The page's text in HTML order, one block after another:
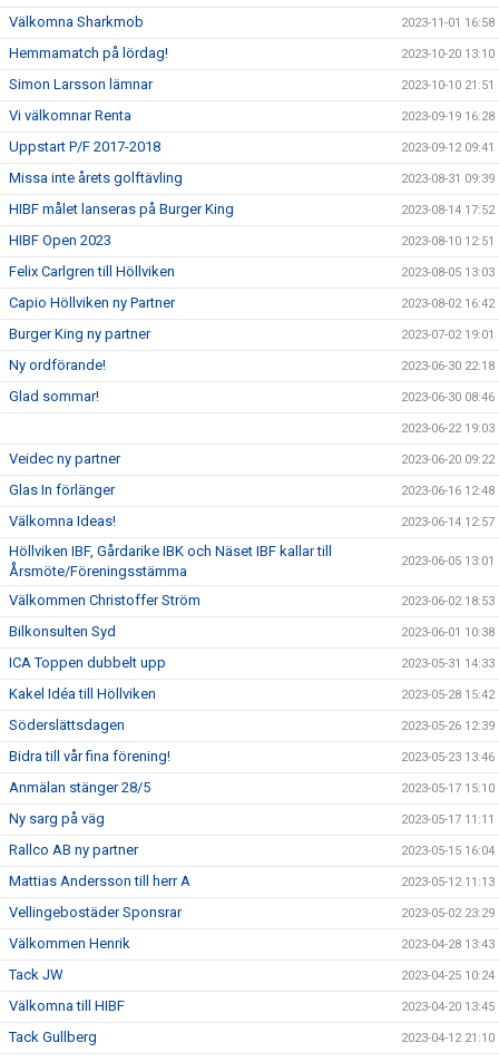
Välkomna Sharkmob 2023-11-01 16:58
Hemmamatch på lördag! 2023-10-20 13:10
Simon Larsson lämnar 2023-10-10 21:51
Vi välkomnar Renta 2023-09-19 16:28
Uppstart P/F 2017-2018 2023-09-12 09:41
Missa inte årets golftävling 2023-08-31 09:39
HIBF målet lanseras på Burger King 2023-08-14 17:52
HIBF Open 2023 2023-08-10 12:51
Felix Carlgren till Höllviken 2023-08-05 13:03
Capio Höllviken ny Partner 2023-08-02 16:42
Burger King ny partner 2023-07-02 19:01
Ny ordförande! 2023-06-30 22:18
Glad sommar! 2023-06-30 08:46
2023-06-22 19:03
Veidec ny partner 2023-06-20 09:22
Glas In förlänger 2023-06-16 12:48
Välkomna Ideas! 2023-06-14 12:57
Höllviken IBF, Gårdarike IBK och Näset IBF kallar till
Årsmöte/Föreningsstämma
2023-06-05 13:01
Välkommen Christoffer Ström 2023-06-02 18:53
Bilkonsulten Syd 2023-06-01 10:38
ICA Toppen dubbelt upp 2023-05-31 14:33
Kakel Idéa till Höllviken 2023-05-28 15:42
Söderslättsdagen 2023-05-26 12:39
Bidra till vår fina förening! 2023-05-23 13:46
Anmälan stänger 28/5 2023-05-17 15:10
Ny sarg på väg 2023-05-17 11:11
Rallco AB ny partner 2023-05-15 16:04
Mattias Andersson till herr A 2023-05-12 11:13
Vellingebostäder Sponsrar 2023-05-02 23:29
Välkommen Henrik 2023-04-28 13:43
Tack JW 2023-04-25 10:24
Välkomna till HIBF 2023-04-20 13:45
Tack Gullberg 2023-04-12 21:10